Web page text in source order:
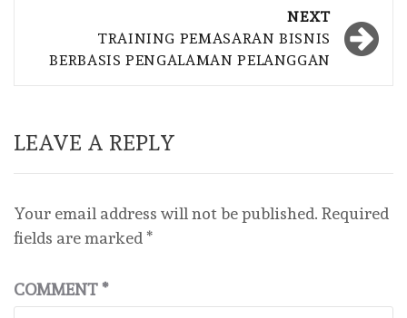
NEXT
TRAINING PEMASARAN BISNIS
BERBASIS PENGALAMAN PELANGGAN
LEAVE A REPLY
Your email address will not be published. Required
fields are marked *
COMMENT*